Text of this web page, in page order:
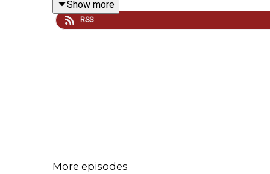
Du kan lyssna påFolktrons väsen: Encyklopedi
Show more
RSS
More episodes